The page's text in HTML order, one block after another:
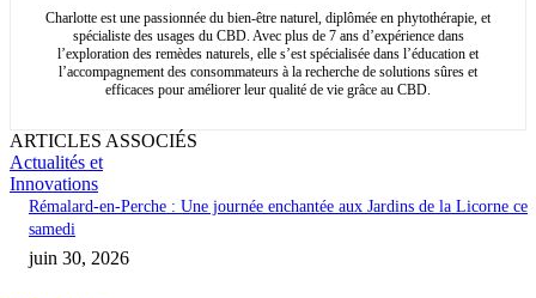
Charlotte est une passionnée du bien-être naturel, diplômée en phytothérapie, et
spécialiste des usages du CBD. Avec plus de 7 ans d’expérience dans
l’exploration des remèdes naturels, elle s’est spécialisée dans l’éducation et
l’accompagnement des consommateurs à la recherche de solutions sûres et
efficaces pour améliorer leur qualité de vie grâce au CBD.
ARTICLES ASSOCIÉS
Actualités et
Innovations
Rémalard-en-Perche : Une journée enchantée aux Jardins de la Licorne ce
samedi
juin 30, 2026